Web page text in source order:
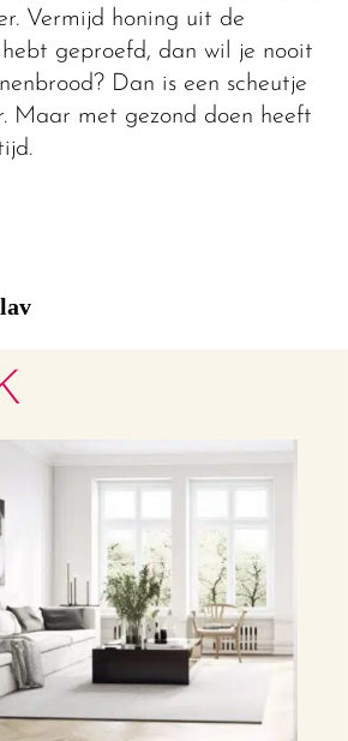
Vermijd honing uit de
geproefd, dan wil je nooit
Dan is een scheutje
Maar met gezond doen heeft